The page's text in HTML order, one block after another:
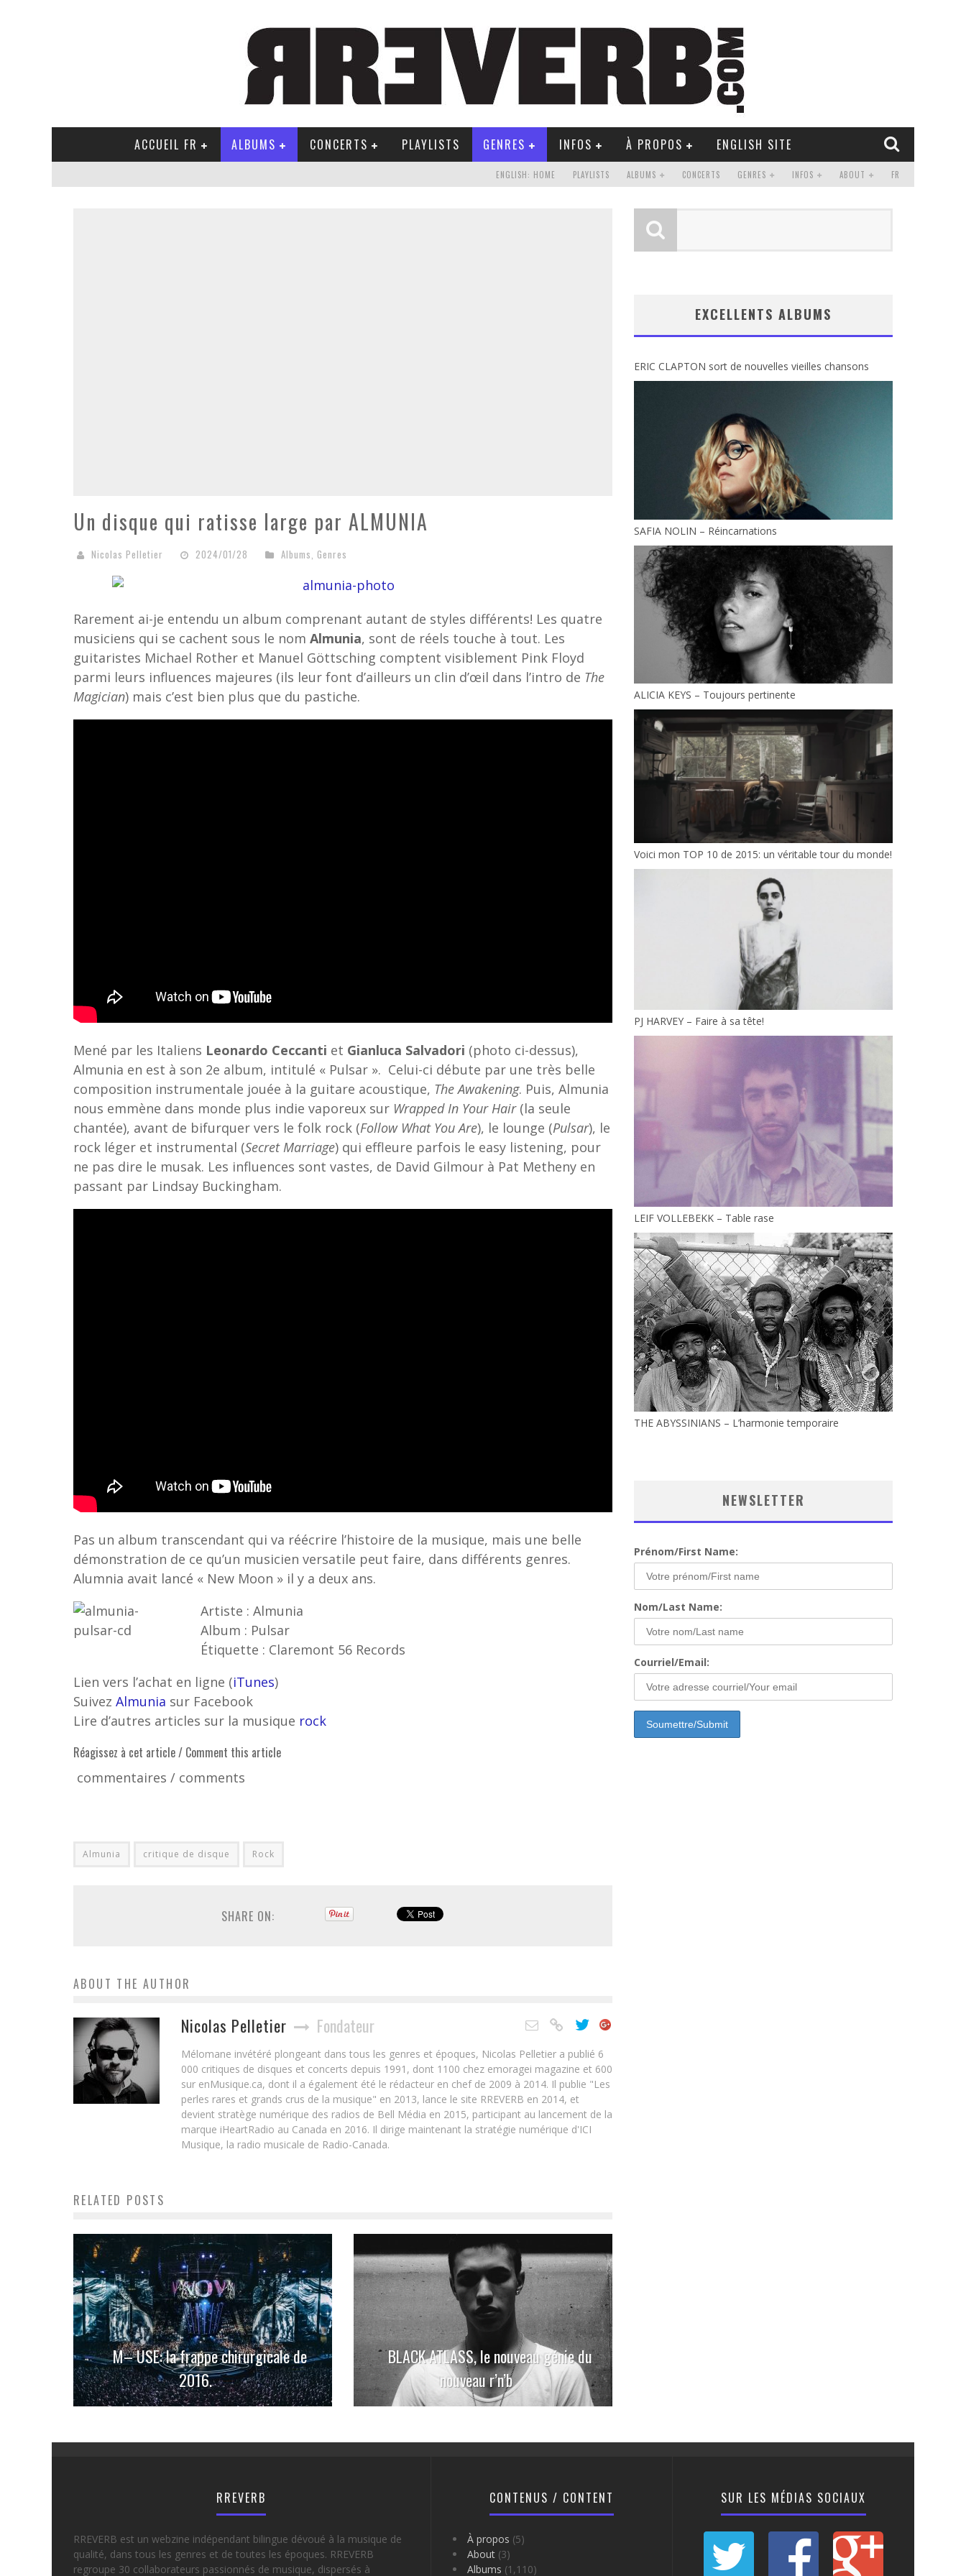
ACCUEIL FR ALBUMS CONCERTS PLAYLISTS GENRES INFOS À PROPOS ENGLISH SITE
ENGLISH: HOME PLAYLISTS ALBUMS CONCERTS GENRES INFOS ABOUT FR
Un disque qui ratisse large par ALMUNIA
Nicolas Pelletier 2024/01/28 Albums, Genres
Rarement ai-je entendu un album comprenant autant de styles différents! Les quatre
musiciens qui se cachent sous le nom Almunia, sont de réels touche à tout. Les
guitaristes Michael Rother et Manuel Göttsching comptent visiblement Pink Floyd
parmi leurs influences majeures (ils leur font d’ailleurs un clin d’œil dans l’intro de The
Magician) mais c’est bien plus que du pastiche.
Mené par les Italiens Leonardo Ceccanti et Gianluca Salvadori (photo ci-dessus),
Almunia en est à son 2e album, intitulé « Pulsar ». Celui-ci débute par une très belle
composition instrumentale jouée à la guitare acoustique, The Awakening. Puis, Almunia
nous emmène dans monde plus indie vaporeux sur Wrapped In Your Hair(la seule
chantée), avant de bifurquer vers le folk rock (Follow What You Are), le lounge (Pulsar), le
rock léger et instrumental (Secret Marriage) qui effleure parfois le easy listening, pour
ne pas dire le musak. Les influences sont vastes, de David Gilmour à Pat Metheny en
passant par Lindsay Buckingham.
Pas un album transcendant qui va réécrire l’histoire de la musique, mais une belle
démonstration de ce qu’un musicien versatile peut faire, dans différents genres.
Alumnia avait lancé « New Moon » il y a deux ans.
Artiste : Almunia
Album : Pulsar
Étiquette : Claremont 56 Records
Lien vers l’achat en ligne (iTunes)
Suivez Almunia sur Facebook
Lire d’autres articles sur la musique rock
Réagissez à cet article / Comment this article
commentaires / comments
Almunia critique de disque Rock
SHARE ON:
ABOUT THE AUTHOR
Nicolas Pelletier Fondateur
Mélomane invétéré plongeant dans tous les genres et époques, Nicolas Pelletier a publié 6
000 critiques de disques et concerts depuis 1991, dont 1100 chez emoragei magazine et 600
sur enMusique.ca, dont il a également été le rédacteur en chef de 2009 à 2014. Il publie "Les
perles rares et grands crus de la musique" en 2013, lance le site RREVERB en 2014, et
devient stratège numérique des radios de Bell Média en 2015, participant au lancement de la
marque iHeartRadio au Canada en 2016. Il dirige maintenant la stratégie numérique d'ICI
Musique, la radio musicale de Radio-Canada.
RELATED POSTS
M– USE: la frappe chirurgicale de
2016.
BLACK ATLASS, le nouveau génie du
nouveau r’n’b
EXCELLENTS ALBUMS
ERIC CLAPTON sort de nouvelles vieilles chansons
SAFIA NOLIN – Réincarnations
ALICIA KEYS – Toujours pertinente
Voici mon TOP 10 de 2015: un véritable tour du monde!
PJ HARVEY – Faire à sa tête!
LEIF VOLLEBEKK – Table rase
THE ABYSSINIANS – L’harmonie temporaire
NEWSLETTER
Prénom/First Name:
Nom/Last Name:
Courriel/Email:
RREVERB
RREVERB est un webzine indépendant bilingue dévoué à la musique de
qualité, dans tous les genres et de toutes les époques. RREVERB
regroupe 30 collaborateurs passionnés de musique, dispersés à
CONTENUS / CONTENT
À propos (5)
About (3)
Albums (1,110)
SUR LES MÉDIAS SOCIAUX